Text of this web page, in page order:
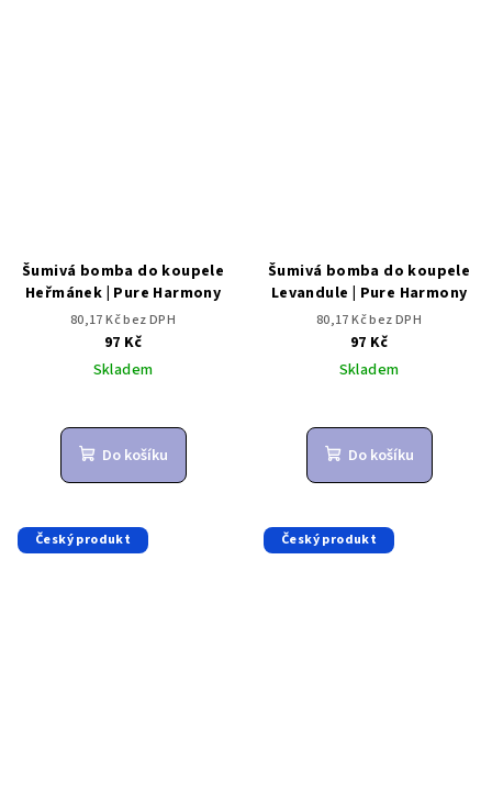
Šumivá bomba do koupele
Heřmánek | Pure Harmony
80,17 Kč bez DPH
97 Kč
Skladem
Do košíku
Šumivá bomba do koupele
Levandule | Pure Harmony
80,17 Kč bez DPH
97 Kč
Skladem
Do košíku
Český produkt Český produkt